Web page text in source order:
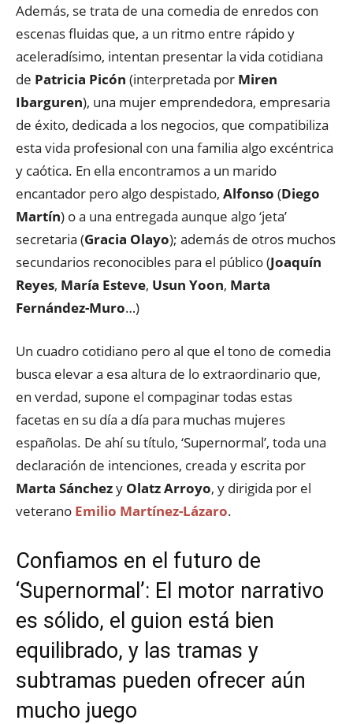
Además, se trata de una comedia de enredos con
escenas fluidas que, a un ritmo entre rápido y
aceleradísimo, intentan presentar la vida cotidiana
de Patricia Picón (interpretada por Miren
Ibarguren), una mujer emprendedora, empresaria
de éxito, dedicada a los negocios, que compatibiliza
esta vida profesional con una familia algo excéntrica
y caótica. En ella encontramos a un marido
encantador pero algo despistado, Alfonso (Diego
Martín) o a una entregada aunque algo ‘jeta’
secretaria (Gracia Olayo); además de otros muchos
secundarios reconocibles para el público (Joaquín
Reyes, María Esteve, Usun Yoon, Marta
Fernández-Muro…)
Un cuadro cotidiano pero al que el tono de comedia
busca elevar a esa altura de lo extraordinario que,
en verdad, supone el compaginar todas estas
facetas en su día a día para muchas mujeres
españolas. De ahí su título, ‘Supernormal’, toda una
declaración de intenciones, creada y escrita por
Marta Sánchezy Olatz Arroyo, y dirigida por el
veterano Emilio Martínez-Lázaro.
Confiamos en el futuro de
‘Supernormal’: El motor narrativo
es sólido, el guion está bien
equilibrado, y las tramas y
subtramas pueden ofrecer aún
mucho juego